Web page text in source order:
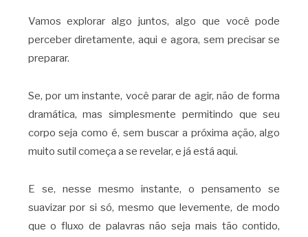
Vamos explorar algo juntos, algo que você pode
perceber diretamente, aqui e agora, sem precisar se
preparar.
Se, por um instante, você parar de agir, não de forma
dramática, mas simplesmente permitindo que seu
corpo seja como é, sem buscar a próxima ação, algo
muito sutil começa a se revelar, e já está aqui.
E se, nesse mesmo instante, o pensamento se
suavizar por si só, mesmo que levemente, de modo
que o fluxo de palavras não seja mais tão contido,